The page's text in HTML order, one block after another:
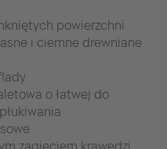
powierzchni
i ciemne drewniane
o łatwej do